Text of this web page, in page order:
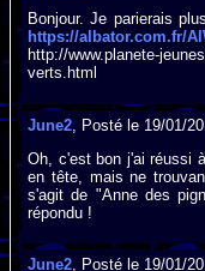
Bonjour. Je parierais
https://albator.com.fr/
http://www.planete-
verts.html
June2 , Posté le 19/01/
Oh, c'est bon j'ai réussi
en tête, mais ne
s'agit de "Anne des
répondu !
June2, Posté le 19/01/